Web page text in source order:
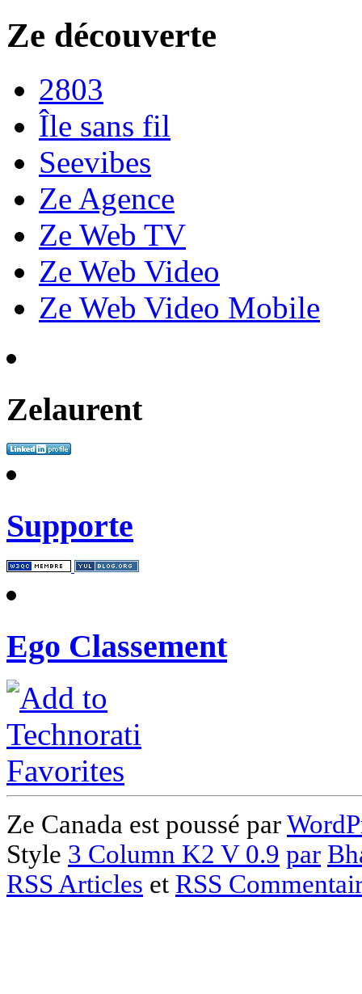
Ze découverte
2803
Île sans fil
Seevibes
Ze Agence
Ze Web TV
Ze Web Video
Ze Web Video Mobile
Zelaurent
Supporte
Ego Classement
Ze Canada est poussé par
Style 3 Column K2 V 0.9 par
RSS Articles et RSS